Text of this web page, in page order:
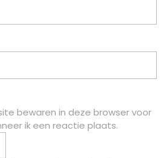
bewaren in deze browser voor
ik een reactie plaats.